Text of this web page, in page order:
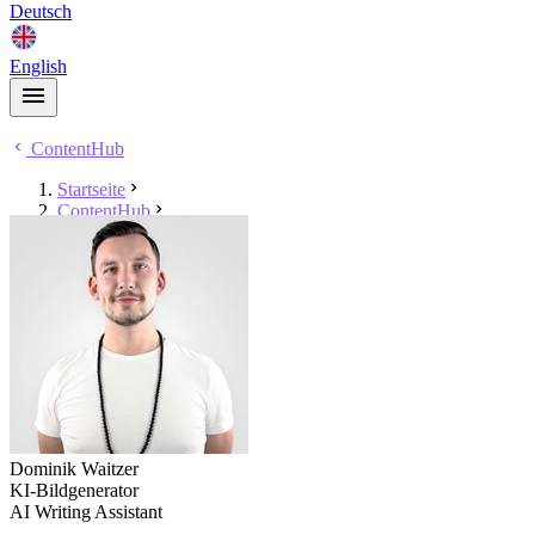
Deutsch
English
ContentHub
Startseite
ContentHub
Dominik Waitzer
Dominik Waitzer
KI-Bildgenerator
AI Writing Assistant